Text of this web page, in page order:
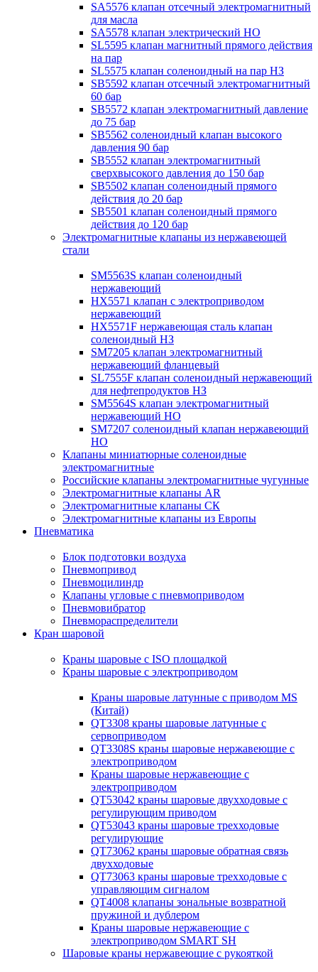
SA5576 клапан отсечный электромагнитный
для масла
SA5578 клапан электрический НО
SL5595 клапан магнитный прямого действия
на пар
SL5575 клапан соленоидный на пар НЗ
SB5592 клапан отсечный электромагнитный
60 бар
SB5572 клапан электромагнитный давление
до 75 бар
SB5562 соленоидный клапан высокого
давления 90 бар
SB5552 клапан электромагнитный
сверхвысокого давления до 150 бар
SB5502 клапан соленоидный прямого
действия до 20 бар
SB5501 клапан соленоидный прямого
действия до 120 бар
Электромагнитные клапаны из нержавеющей
стали
SM5563S клапан соленоидный
нержавеющий
HX5571 клапан с электроприводом
нержавеющий
HX5571F нержавеющая сталь клапан
соленоидный НЗ
SM7205 клапан электромагнитный
нержавеющий фланцевый
SL7555F клапан соленоидный нержавеющий
для нефтепродуктов НЗ
SM5564S клапан электромагнитный
нержавеющий НО
SM7207 соленоидный клапан нержавеющий
НО
Клапаны миниатюрные соленоидные
электромагнитные
Российские клапаны электромагнитные чугунные
Электромагнитные клапаны AR
Электромагнитные клапаны СК
Электромагнитные клапаны из Европы
Пневматика
Блок подготовки воздуха
Пневмопривод
Пневмоцилиндр
Клапаны угловые с пневмоприводом
Пневмовибратор
Пневмораспределители
Кран шаровой
Краны шаровые с ISO площадкой
Краны шаровые с электроприводом
Краны шаровые латунные с приводом MS
(Китай)
QT3308 краны шаровые латунные с
сервоприводом
QT3308S краны шаровые нержавеющие с
электроприводом
Краны шаровые нержавеющие с
электроприводом
QT53042 краны шаровые двухходовые с
регулирующим приводом
QT53043 краны шаровые трехходовые
регулирующие
QT73062 краны шаровые обратная связь
двухходовые
QT73063 краны шаровые трехходовые с
управляющим сигналом
QT4008 клапаны зональные возвратной
пружиной и дублером
Краны шаровые нержавеющие с
электроприводом SMART SH
Шаровые краны нержавеющие с рукояткой